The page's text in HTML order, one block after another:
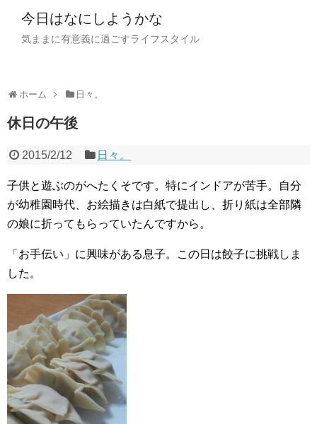
今日はなにしようかな
気ままに有意義に過ごすライフスタイル
ホーム 日々。
休日の午後
2015/2/12 日々。
子供と遊ぶのがへたくそです。特にインドアが苦手。自分
が幼稚園時代、お絵描きは白紙で提出し、折り紙は全部隣
の娘に折ってもらっていたんですから。
「お手伝い」に興味がある息子。この日は餃子に挑戦しま
した。